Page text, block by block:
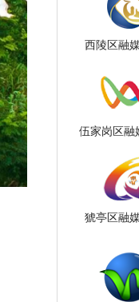
西陵区融
伍家岗区融
猇亭区融